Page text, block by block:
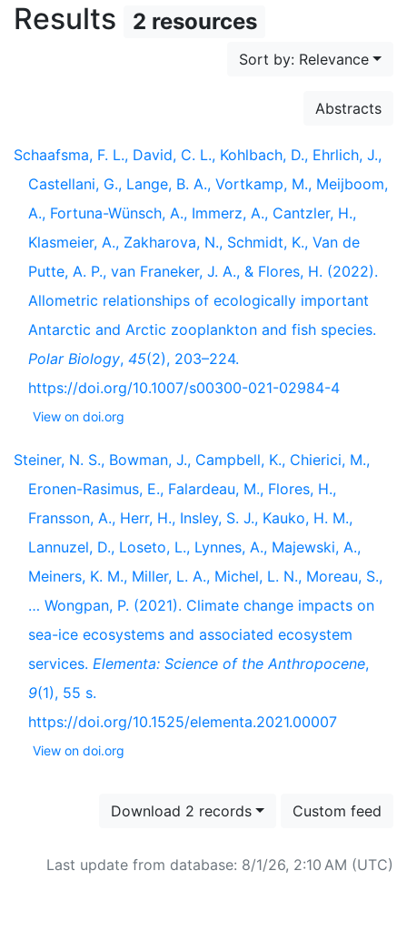
Results 2 resources
Sort by: Relevance
Abstracts
Schaafsma, F. L., David, C. L., Kohlbach, D., Ehrlich, J.,
Castellani, G., Lange, B. A., Vortkamp, M., Meijboom,
A., Fortuna-Wünsch, A., Immerz, A., Cantzler, H.,
Klasmeier, A., Zakharova, N., Schmidt, K., Van de
Putte, A. P., van Franeker, J. A., & Flores, H. (2022).
Allometric relationships of ecologically important
Antarctic and Arctic zooplankton and fish species.
Polar Biology, 45(2), 203–224.
https://doi.org/10.1007/s00300-021-02984-4
View on doi.org
Steiner, N. S., Bowman, J., Campbell, K., Chierici, M.,
Eronen-Rasimus, E., Falardeau, M., Flores, H.,
Fransson, A., Herr, H., Insley, S. J., Kauko, H. M.,
Lannuzel, D., Loseto, L., Lynnes, A., Majewski, A.,
Meiners, K. M., Miller, L. A., Michel, L. N., Moreau, S.,
… Wongpan, P. (2021). Climate change impacts on
sea-ice ecosystems and associated ecosystem
services. Elementa: Science of the Anthropocene,
9(1), 55 s.
https://doi.org/10.1525/elementa.2021.00007
View on doi.org
Download 2 records Custom feed
Last update from database: 8/1/26, 2:10 AM (UTC)